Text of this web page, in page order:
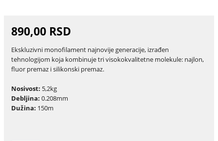
890,00 RSD
Ekskluzivni monofilament najnovije generacije, izrađen
tehnologijom koja kombinuje tri visokokvalitetne molekule: najlon,
fluor premaz i silikonski premaz.
Nosivost: 5,2kg
Debljina: 0.208mm
Dužina: 150m